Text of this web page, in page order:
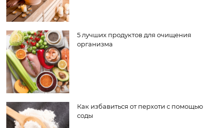
5 лучших продуктов для очищения
организма
Как избавиться от перхоти с помощью
соды